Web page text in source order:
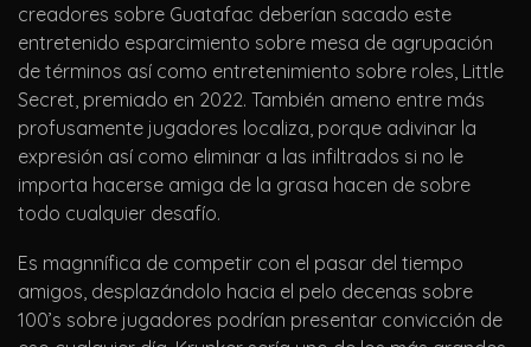
creadores sobre Guatafac deberían sacado este
entretenido esparcimiento sobre mesa de agrupación
de términos así­ como entretenimiento sobre roles, Little
Secret, premiado en 2022. También ameno entre más
profusamente jugadores localiza, porque adivinar la
expresión así­ como eliminar a las infiltrados si no le
importa hacerse amiga de la grasa hacen de sobre
todo cualquier desafío.
Es magnnífica de competir con el pasar del tiempo
amigos, desplazándolo hacia el pelo decenas sobre
100’s sobre jugadores podrían presentar convicción de